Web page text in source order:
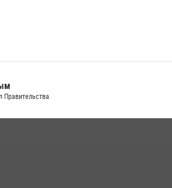
подозреваемого в краже
Правительства